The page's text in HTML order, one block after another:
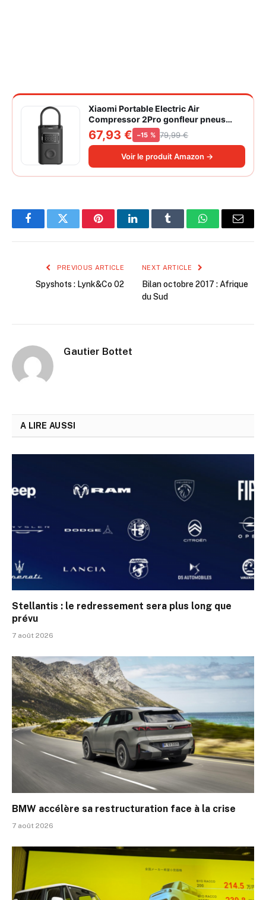
Xiaomi Portable Electric Air
Compressor 2Pro gonfleur pneus
voiture | ±1PSI Contrôle pression
pneus, 45s gonflage rapide, batterie
longue durée, avec éclairage, grand
cylindre à air 27 mm
67,93 € −15 % 79,99 €
Voir le produit Amazon →
FacebookTwitter PinterestLinkedInTumblr WhatsAppEmail
PREVIOUS ARTICLE
Spyshots : Lynk&Co 02
NEXT ARTICLE
Bilan octobre 2017 : Afrique
du Sud
Gautier Bottet
A LIRE AUSSI
Stellantis : le redressement sera plus long que
prévu
7 août 2026
BMW accélère sa restructuration face à la crise
7 août 2026